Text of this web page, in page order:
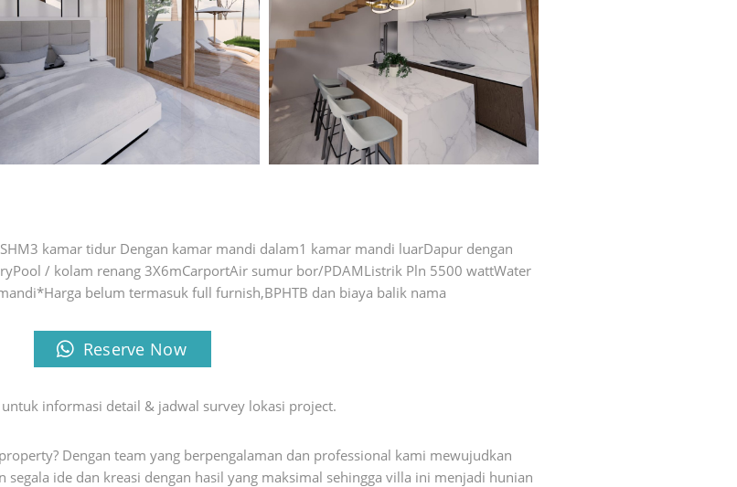
kamar tidur Dengan kamar mandi dalam1 kamar mandi luarDapur dengan
/ kolam renang 3X6mCarportAir sumur bor/PDAMListrik Pln 5500 wattWater
belum termasuk full furnish,BPHTB dan biaya balik nama
Reserve Now
informasi detail & jadwal survey lokasi project.
Dengan team yang berpengalaman dan professional kami mewujudkan
ide dan kreasi dengan hasil yang maksimal sehingga villa ini menjadi hunian